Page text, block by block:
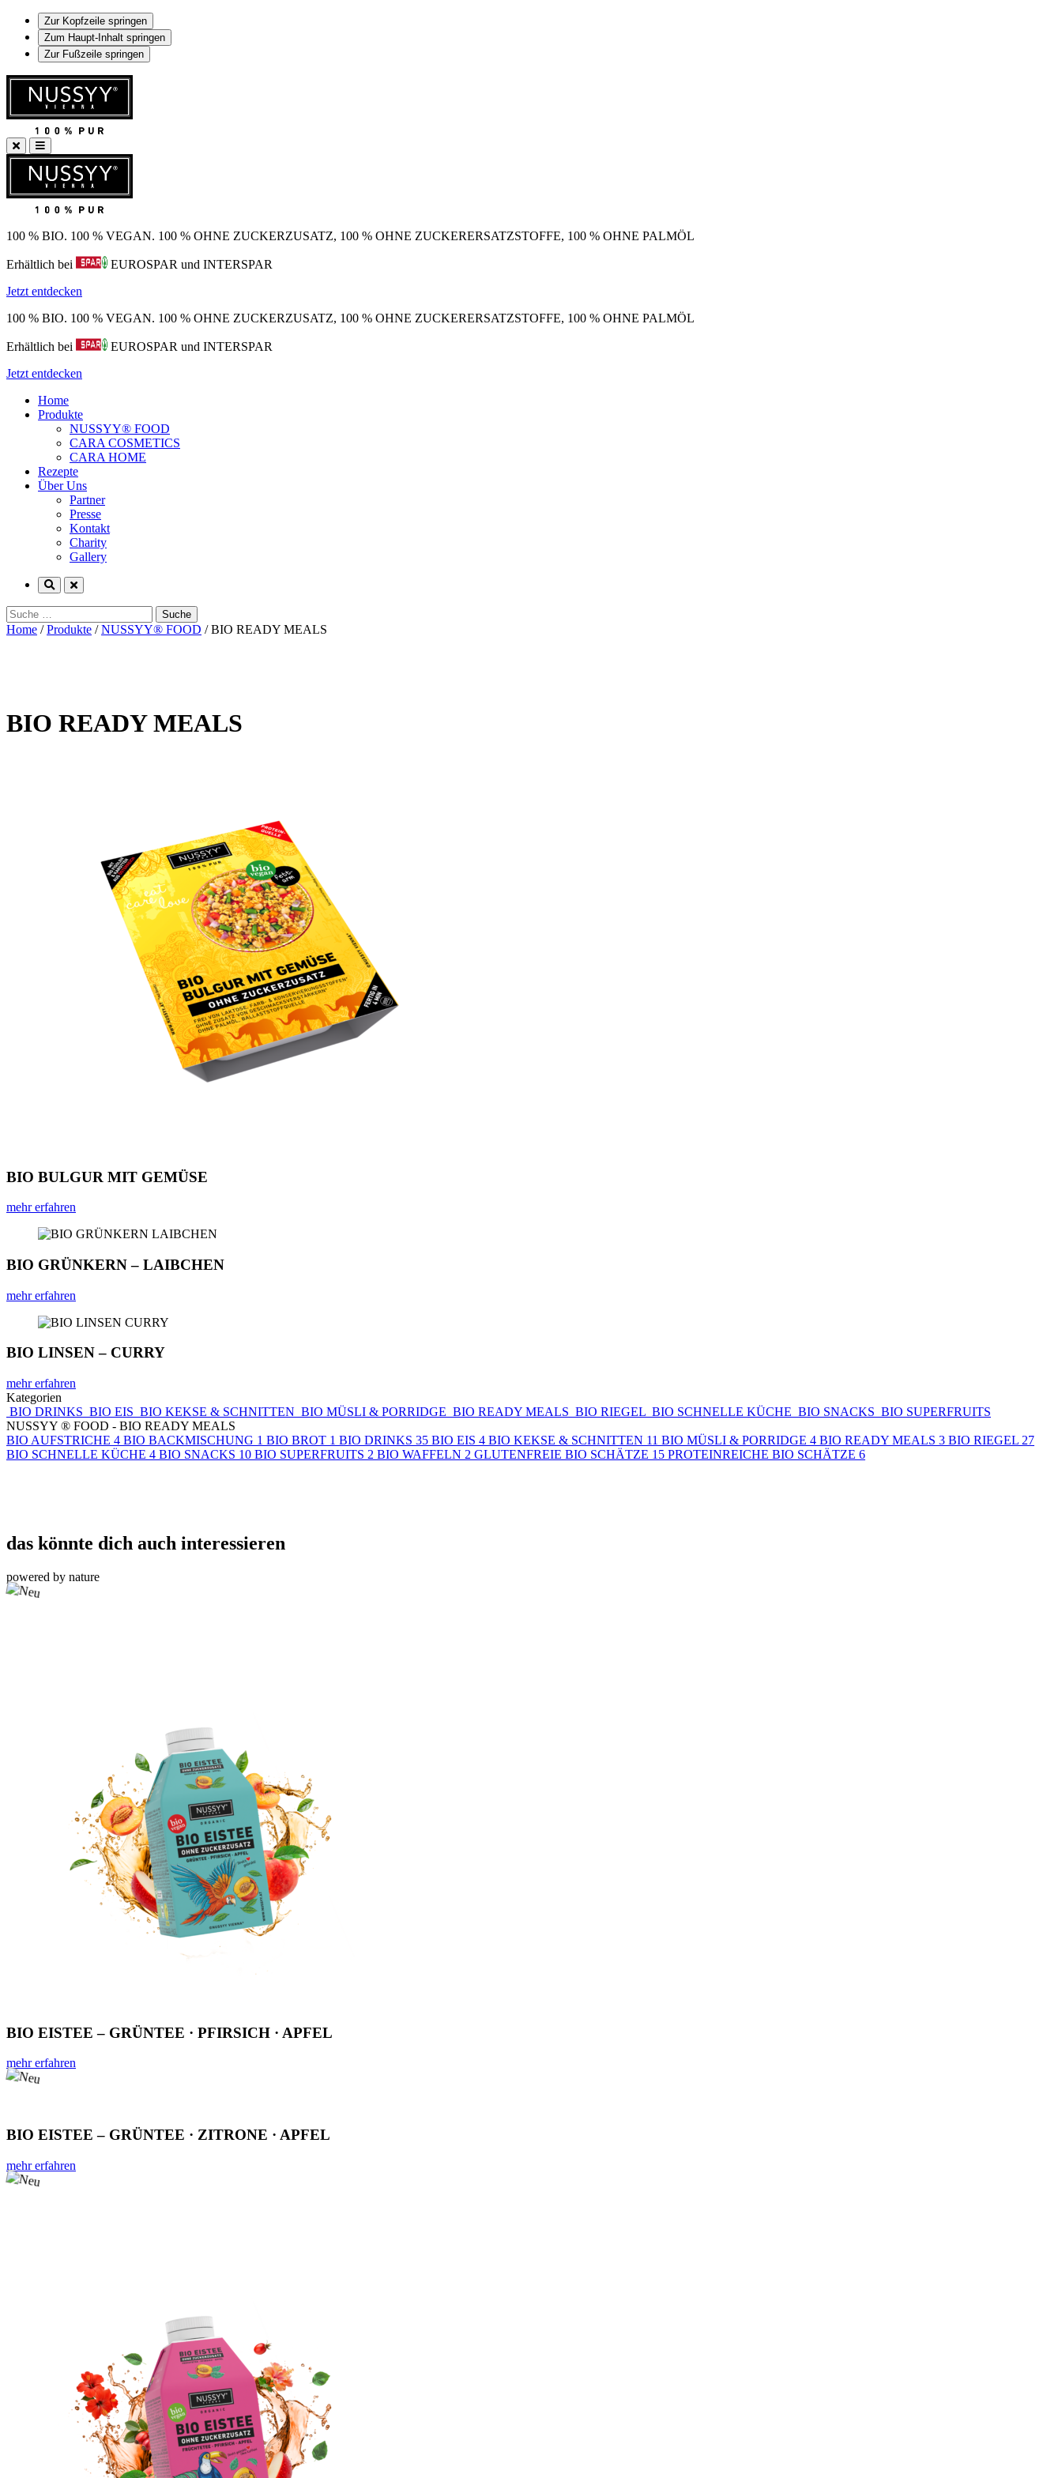
Zur Kopfzeile springen
Zum Haupt-Inhalt springen
Zur Fußzeile springen
100 % BIO. 100 % VEGAN. 100 % OHNE ZUCKERZUSATZ, 100 % OHNE ZUCKERERSATZSTOFFE, 100 % OHNE PALMÖL
Erhältlich bei
EUROSPAR und INTERSPAR
Jetzt entdecken
100 % BIO. 100 % VEGAN. 100 % OHNE ZUCKERZUSATZ, 100 % OHNE ZUCKERERSATZSTOFFE, 100 % OHNE PALMÖL
Erhältlich bei
EUROSPAR und INTERSPAR
Jetzt entdecken
Home
Produkte
NUSSYY® FOOD
CARA COSMETICS
CARA HOME
Rezepte
Über Uns
Partner
Presse
Kontakt
Charity
Gallery
Suche
nach:
Home /Produkte /NUSSYY® FOOD /BIO READY MEALS
BIO READY MEALS
BIO BULGUR MIT GEMÜSE
mehr erfahren
BIO GRÜNKERN – LAIBCHEN
mehr erfahren
BIO LINSEN – CURRY
mehr erfahren
Kategorien
BIO DRINKS BIO EIS BIO KEKSE & SCHNITTEN BIO MÜSLI & PORRIDGE BIO READY MEALS BIO RIEGEL BIO SCHNELLE KÜCHE BIO SNACKS BIO SUPERFRUITS
NUSSYY ® FOOD - BIO READY MEALS
BIO AUFSTRICHE 4 BIO BACKMISCHUNG 1 BIO BROT 1 BIO DRINKS 35 BIO EIS 4 BIO KEKSE & SCHNITTEN 11 BIO MÜSLI & PORRIDGE 4 BIO READY MEALS 3 BIO RIEGEL 27
BIO SCHNELLE KÜCHE 4 BIO SNACKS 10 BIO SUPERFRUITS 2 BIO WAFFELN 2 GLUTENFREIE BIO SCHÄTZE 15 PROTEINREICHE BIO SCHÄTZE 6
das könnte dich auch interessieren
powered by nature
BIO EISTEE – GRÜNTEE · PFIRSICH · APFEL
mehr erfahren
BIO EISTEE – GRÜNTEE · ZITRONE · APFEL
mehr erfahren